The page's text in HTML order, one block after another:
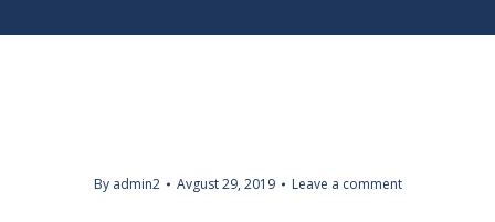
By admin2 Avgust 29, 2019 Leave a comment